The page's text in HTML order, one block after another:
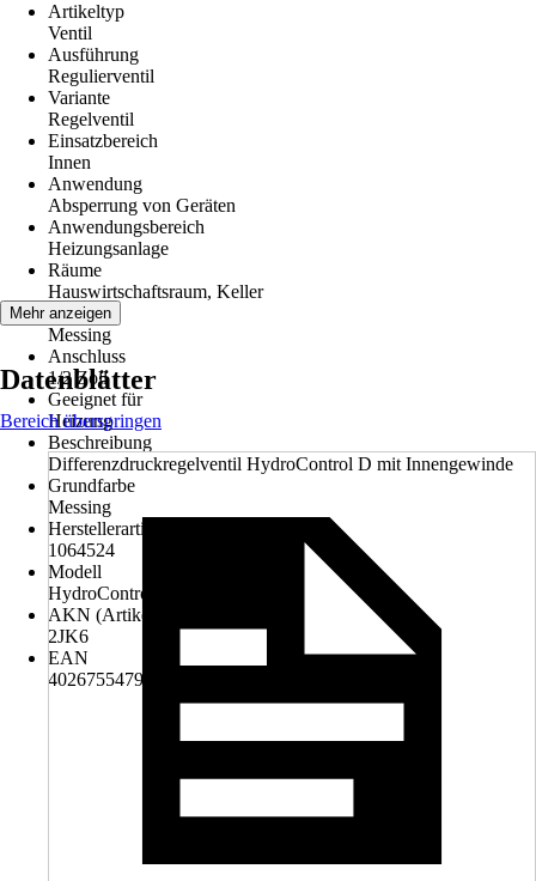
Artikeltyp
Ventil
Ausführung
Regulierventil
Variante
Regelventil
Einsatzbereich
Innen
Anwendung
Absperrung von Geräten
Anwendungsbereich
Heizungsanlage
Räume
Hauswirtschaftsraum, Keller
Material
Messing
Anschluss
1/2 Zoll
Geeignet für
Heizung
Beschreibung
Differenzdruckregelventil HydroControl D mit Innengewinde
Grundfarbe
Messing
Herstellerartikelnummer
1064524
Modell
HydroControl D
AKN (Artikelkurznummer)
2JK6
EAN
4026755479768
Mehr anzeigen
Datenblätter
Bereich überspringen